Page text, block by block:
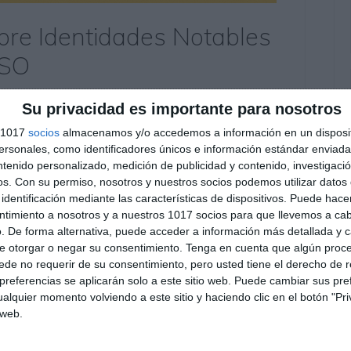
Su privacidad es importante para nosotros
socios almacenamos y/o accedemos a información en un
como identificadores únicos e información estándar
personalizado, medición de publicidad y contenido,
Con su permiso, nosotros y nuestros socios podemos utilizar datos
mediante las características de dispositivos. Puede
a nosotros y a nuestros 1017 socios para que llevemos a
De forma alternativa, puede acceder a información más detallada y
otorgar o negar su consentimiento. Tenga en cuenta que algún
no requerir de su consentimiento, pero usted tiene el derecho de
se aplicarán solo a este sitio web. Puede cambiar sus
momento volviendo a este sitio y haciendo clic en el botón
Identidades Notables
de Matemáticas de 3.º de ESO
una herramienta clave del álgebra para
A través de diferentes ejercicios, el alumnado
más utilizadas en la transformación de
suma ,desarrollo algebraico,diferencia de cuadrados,
álgebra,ESO,estudiar,expresión algebraica,
,matemáticas 3º ESO,obligatoria ,práctica matemática,
,recursos matemáticos